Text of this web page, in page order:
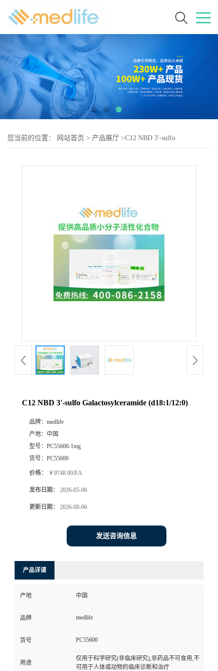
您当前的位置： 网站首页 > 产品展厅 >C12 NBD 3'-sulfo
C12 NBD 3'-sulfo Galactosylceramide (d18:1/12:0)
品牌： medlife
产地： 中国
型号： PC55600-1mg
货号： PC55600
价格： ￥9748.00/EA
发布日期： 2026-05-06
更新日期： 2026-08-06
发送咨询信息
产品详请
产地 中国
品牌 medlife
货号 PC55600
用途
仅用于科学研究(非临床研究),非药品不可食用,不
可用于人体或动物的临床诊断和治疗